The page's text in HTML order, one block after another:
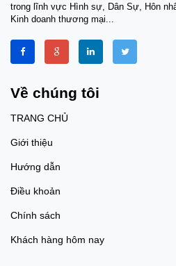
trong lĩnh vực Hình sự, Dân Sự, Hôn
Kinh doanh thương mại...
Về chúng tôi
TRANG CHỦ
Giới thiệu
Hướng dẫn
Điều khoản
Chính sách
Khách hàng hôm nay